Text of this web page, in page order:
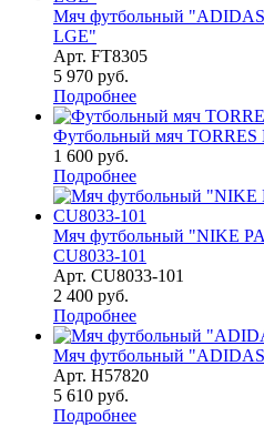
Мяч футбольный
LGE"
Арт. FT8305
5 970 руб.
Подробнее
Футбольный мяч TORRES
1 600 руб.
Подробнее
Мяч футбольный "NIKE
CU8033-101
Арт. CU8033-101
2 400 руб.
Подробнее
Мяч футбольный
Арт. H57820
5 610 руб.
Подробнее